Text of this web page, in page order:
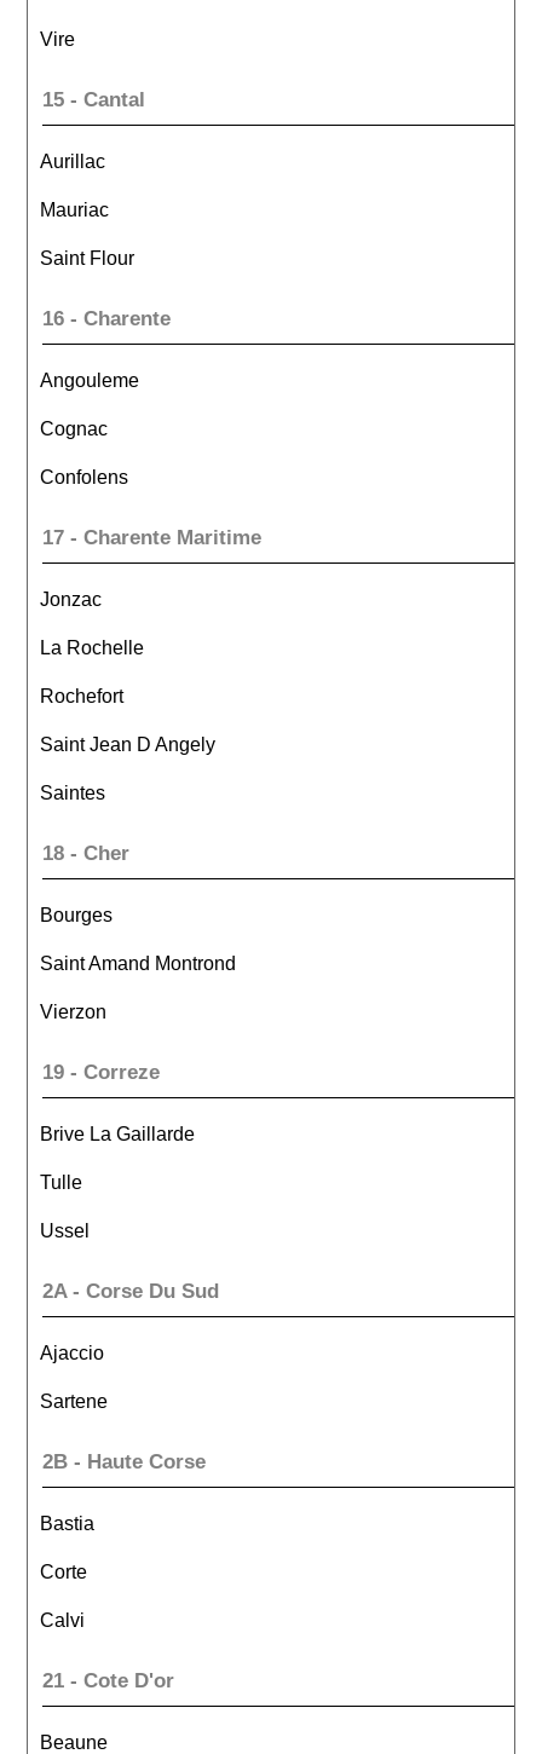
Vire
15 - Cantal
Aurillac
Mauriac
Saint Flour
16 - Charente
Angouleme
Cognac
Confolens
17 - Charente Maritime
Jonzac
La Rochelle
Rochefort
Saint Jean D Angely
Saintes
18 - Cher
Bourges
Saint Amand Montrond
Vierzon
19 - Correze
Brive La Gaillarde
Tulle
Ussel
2A - Corse Du Sud
Ajaccio
Sartene
2B - Haute Corse
Bastia
Corte
Calvi
21 - Cote D'or
Beaune